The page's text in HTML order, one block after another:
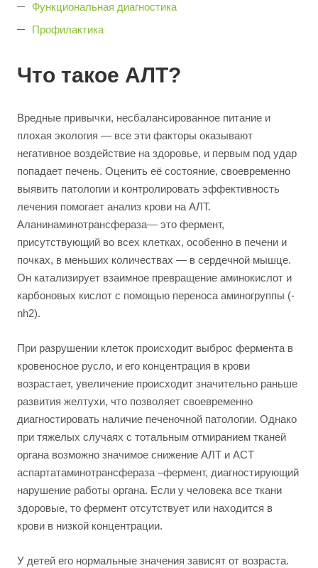
Функциональная диагностика
Профилактика
Что такое АЛТ?
Вредные привычки, несбалансированное питание и
плохая экология — все эти факторы оказывают
негативное воздействие на здоровье, и первым под удар
попадает печень. Оценить её состояние, своевременно
выявить патологии и контролировать эффективность
лечения помогает анализ крови на АЛТ.
Аланинаминотрансфераза— это фермент,
присутствующий во всех клетках, особенно в печени и
почках, в меньших количествах — в сердечной мышце.
Он катализирует взаимное превращение аминокислот и
карбоновых кислот с помощью переноса аминогруппы (-
nh2).
При разрушении клеток происходит выброс фермента в
кровеносное русло, и его концентрация в крови
возрастает, увеличение происходит значительно раньше
развития желтухи, что позволяет своевременно
диагностировать наличие печеночной патологии. Однако
при тяжелых случаях с тотальным отмиранием тканей
органа возможно значимое снижение АЛТ и АСТ
аспартатаминотрансфераза –фермент, диагностирующий
нарушение работы органа. Если у человека все ткани
здоровые, то фермент отсутствует или находится в
крови в низкой концентрации.
У детей его нормальные значения зависят от возраста.